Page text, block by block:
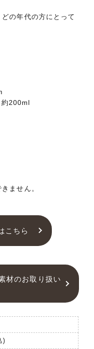
の年代の方にとって
約200ml
ません。
こちら
材のお取り扱い
)